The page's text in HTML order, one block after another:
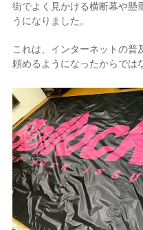
街でよく見かける横断幕や懸
うになりました。
これは、インターネットの普
頼めるようになったからでは